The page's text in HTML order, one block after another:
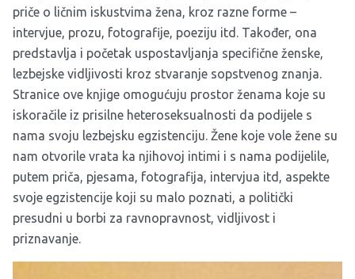
priče o ličnim iskustvima žena, kroz razne forme –
intervjue, prozu, fotografije, poeziju itd. Također, ona
predstavlja i početak uspostavljanja specifične ženske,
lezbejske vidljivosti kroz stvaranje sopstvenog znanja.
Stranice ove knjige omogućuju prostor ženama koje su
iskoračile iz prisilne heteroseksualnosti da podijele s
nama svoju lezbejsku egzistenciju. Žene koje vole žene su
nam otvorile vrata ka njihovoj intimi i s nama podijelile,
putem priča, pjesama, fotografija, intervjua itd, aspekte
svoje egzistencije koji su malo poznati, a politički
presudni u borbi za ravnopravnost, vidljivost i
priznavanje.